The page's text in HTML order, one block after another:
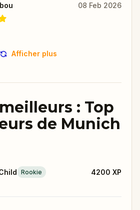
08 Feb 2026
Afficher plus
: Top
de Munich
Rookie 4200 XP